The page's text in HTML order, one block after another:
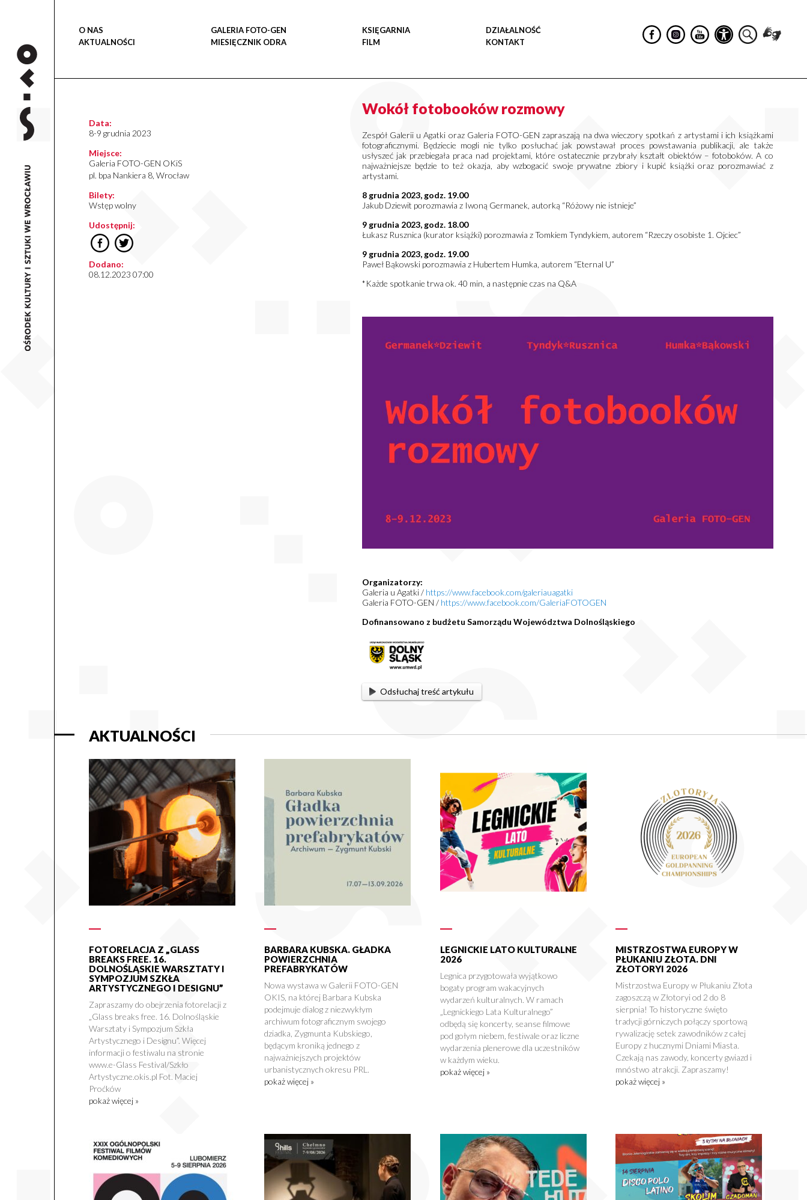
O NAS
AKTUALNOŚCI
GALERIA FOTO-GEN
MIESIĘCZNIK ODRA
KSIĘGARNIA
FILM
DZIAŁALNOŚĆ
KONTAKT
Data:
8-9 grudnia 2023
Miejsce:
Galeria FOTO-GEN OKiS
pl. bpa Nankiera 8, Wrocław
Bilety:
Wstęp wolny
Udostępnij:
Dodano:
08.12.2023 07:00
Wokół fotobooków rozmowy
Zespół Galerii u Agatki oraz Galeria FOTO-GEN zapraszają na dwa wieczory spotkań z artystami i ich książkami
fotograficznymi. Będziecie mogli nie tylko posłuchać jak powstawał proces powstawania publikacji, ale także
usłyszeć jak przebiegała praca nad projektami, które ostatecznie przybrały kształt obiektów – fotoboków. A co
najważniejsze będzie to też okazja, aby wzbogacić swoje prywatne zbiory i kupić książki oraz porozmawiać z
artystami.
8 grudnia 2023, godz. 19.00
Jakub Dziewit porozmawia z Iwoną Germanek, autorką “Różowy nie istnieje”
9 grudnia 2023, godz. 18.00
Łukasz Rusznica (kurator książki) porozmawia z Tomkiem Tyndykiem, autorem “Rzeczy osobiste 1. Ojciec”
9 grudnia 2023, godz. 19.00
Paweł Bąkowski porozmawia z Hubertem Humka, autorem “Eternal U”
*Każde spotkanie trwa ok. 40 min, a następnie czas na Q&A
Organizatorzy:
Galeria u Agatki / https://www.facebook.com/galeriauagatki
Galeria FOTO-GEN / https://www.facebook.com/GaleriaFOTOGEN
Dofinansowano z budżetu Samorządu Województwa Dolnośląskiego
Odsłuchaj treść artykułu
AKTUALNOŚCI
FOTORELACJA Z „GLASS
BREAKS FREE. 16.
DOLNOŚLĄSKIE WARSZTATY I
SYMPOZJUM SZKŁA
ARTYSTYCZNEGO I DESIGNU”
Zapraszamy do obejrzenia fotorelacji z
„Glass breaks free. 16. Dolnośląskie
Warsztaty i Sympozjum Szkła
Artystycznego i Designu”. Więcej
informacji o festiwalu na stronie
www.e-Glass Festival/Szkło
Artystyczne.okis.pl Fot. Maciej
Proćków
pokaż więcej »
BARBARA KUBSKA. GŁADKA
POWIERZCHNIA
PREFABRYKATÓW
Nowa wystawa w Galerii FOTO-GEN
OKIS, na której Barbara Kubska
podejmuje dialog z niezwykłym
archiwum fotograficznym swojego
dziadka, Zygmunta Kubskiego,
będącym kroniką jednego z
najważniejszych projektów
urbanistycznych okresu PRL.
pokaż więcej »
LEGNICKIE LATO KULTURALNE
2026
Legnica przygotowała wyjątkowo
bogaty program wakacyjnych
wydarzeń kulturalnych. W ramach
„Legnickiego Lata Kulturalnego”
odbędą się koncerty, seanse filmowe
pod gołym niebem, festiwale oraz liczne
wydarzenia plenerowe dla uczestników
w każdym wieku.
pokaż więcej »
MISTRZOSTWA EUROPY W
PŁUKANIU ZŁOTA. DNI
ZŁOTORYI 2026
Mistrzostwa Europy w Płukaniu Złota
zagoszczą w Złotoryi od 2 do 8
sierpnia! To historyczne święto
tradycji górniczych połączy sportową
rywalizację setek zawodników z całej
Europy z hucznymi Dniami Miasta.
Czekają nas zawody, koncerty gwiazd i
mnóstwo atrakcji. Zapraszamy!
pokaż więcej »